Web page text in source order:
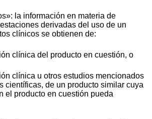
la información en materia de
derivadas del uso de un
clínicos se obtienen de:
clínica del producto en cuestión, o
clínica u otros estudios mencionados
científicas, de un producto similar cuya
el producto en cuestión pueda